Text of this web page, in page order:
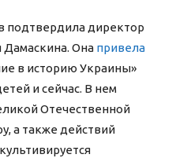
подтвердила директор
Она привела
в историю Украины»
и сейчас. В нем
Отечественной
а также действий